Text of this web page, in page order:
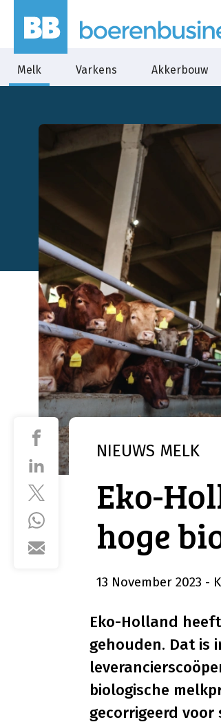
Melk Varkens Akkerbouw
NIEUWS MELK
Eko-
hoge
13 November 2023 -
Eko-Holland
gehouden. Dat is
biologische
gecorrigeerd